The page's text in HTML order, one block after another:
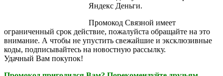
Яндекс Деньги.
Промокод Связной имеет
ограниченный срок действие, пожалуйста обращайте на это
внимание. А чтобы не упустить свежайшие и эксклюзивные
коды, подписывайтесь на новостную рассылку.
Удачный Вам покупок!